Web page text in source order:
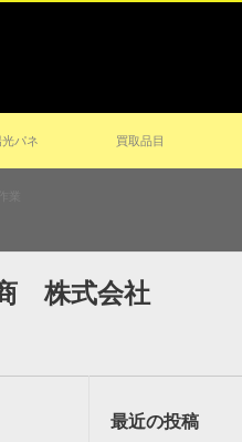
パネ 買取品目
株式会社
最近の投稿